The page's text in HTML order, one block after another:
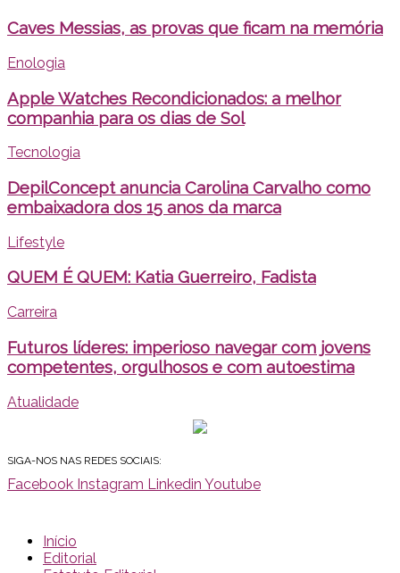
Caves Messias, as provas que ficam na memória
Enologia
Apple Watches Recondicionados: a melhor
companhia para os dias de Sol
Tecnologia
DepilConcept anuncia Carolina Carvalho como
embaixadora dos 15 anos da marca
Lifestyle
QUEM É QUEM: Katia Guerreiro, Fadista
Carreira
Futuros líderes: imperioso navegar com jovens
competentes, orgulhosos e com autoestima
Atualidade
SIGA-NOS NAS REDES SOCIAIS:
Facebook Instagram Linkedin Youtube
Início
Editorial